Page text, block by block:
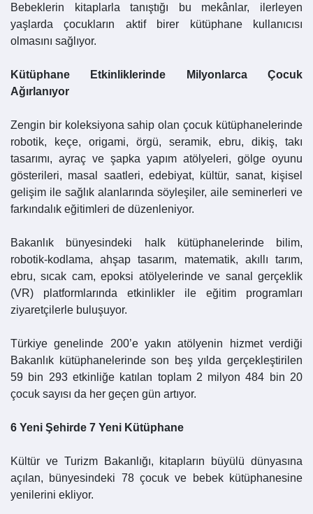
Bebeklerin kitaplarla tanıştığı bu mekânlar, ilerleyen
yaşlarda çocukların aktif birer kütüphane kullanıcısı
olmasını sağlıyor.
Kütüphane Etkinliklerinde Milyonlarca Çocuk
Ağırlanıyor
Zengin bir koleksiyona sahip olan çocuk kütüphanelerinde
robotik, keçe, origami, örgü, seramik, ebru, dikiş, takı
tasarımı, ayraç ve şapka yapım atölyeleri, gölge oyunu
gösterileri, masal saatleri, edebiyat, kültür, sanat, kişisel
gelişim ile sağlık alanlarında söyleşiler, aile seminerleri ve
farkındalık eğitimleri de düzenleniyor.
Bakanlık bünyesindeki halk kütüphanelerinde bilim,
robotik-kodlama, ahşap tasarım, matematik, akıllı tarım,
ebru, sıcak cam, epoksi atölyelerinde ve sanal gerçeklik
(VR) platformlarında etkinlikler ile eğitim programları
ziyaretçilerle buluşuyor.
Türkiye genelinde 200’e yakın atölyenin hizmet verdiği
Bakanlık kütüphanelerinde son beş yılda gerçekleştirilen
59 bin 293 etkinliğe katılan toplam 2 milyon 484 bin 20
çocuk sayısı da her geçen gün artıyor.
6 Yeni Şehirde 7 Yeni Kütüphane
Kültür ve Turizm Bakanlığı, kitapların büyülü dünyasına
açılan, bünyesindeki 78 çocuk ve bebek kütüphanesine
yenilerini ekliyor.